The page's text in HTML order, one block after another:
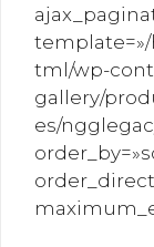
tml/wp-
gallery/
es/